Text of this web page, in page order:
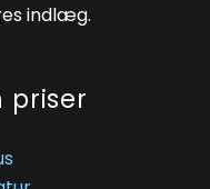
indlæg.
priser